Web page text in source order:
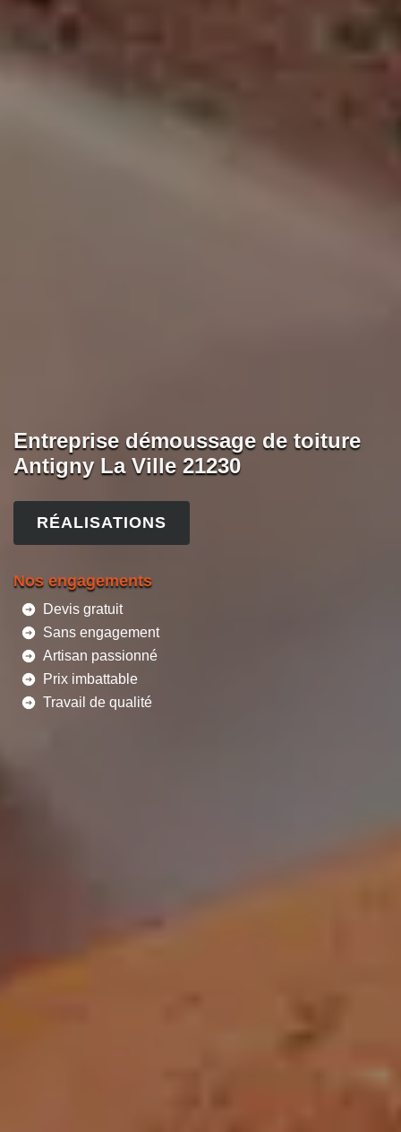
Entreprise démoussage de toiture
Antigny La Ville 21230
RÉALISATIONS
Nos engagements
Devis gratuit
Sans engagement
Artisan passionné
Prix imbattable
Travail de qualité